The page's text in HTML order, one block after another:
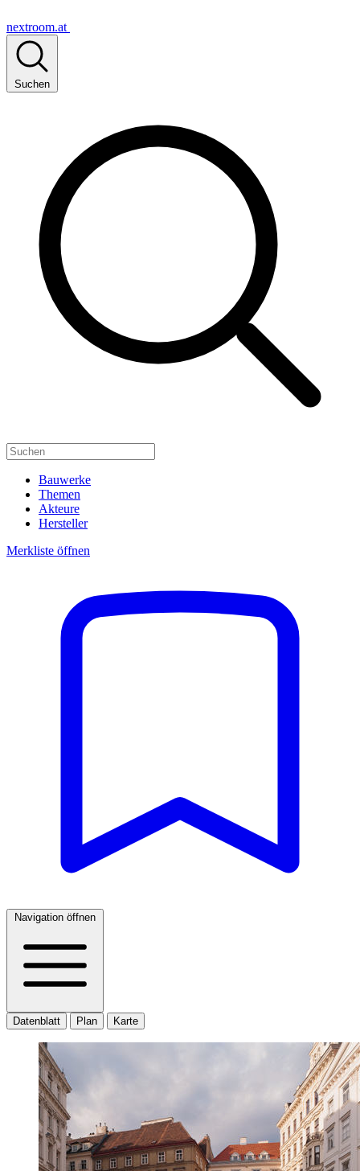
nextroom.at
Suchen
Bauwerke
Themen
Akteure
Hersteller
Merkliste öffnen
Navigation öffnen
Datenblatt Plan Karte